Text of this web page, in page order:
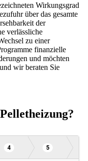
Wirkungsgrad
über das gesamte
der
verlässliche
zu einer
finanzielle
und möchten
wir beraten Sie